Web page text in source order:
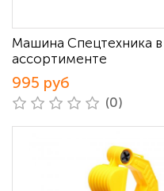
Машина Спецтехника в
ассортименте
995 руб
(0)